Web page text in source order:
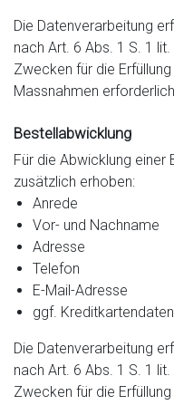
Die Datenverarbeitung
nach Art. 6 Abs. 1 S. 1
Zwecken für die
Massnahmen
Bestellabwicklung
Für die Abwicklung
zusätzlich erhoben:
Anrede
Vor- und Nachname
Adresse
Telefon
E-Mail-Adresse
ggf. Kreditkartendaten
Die Datenverarbeitung
nach Art. 6 Abs. 1 S. 1
Zwecken für die